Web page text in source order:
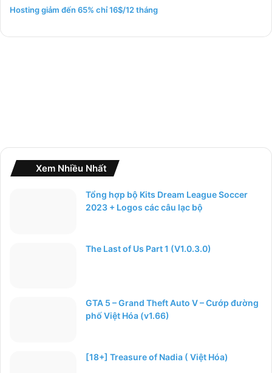
o
Hosting giảm đến 65% chỉ 16$/12 tháng
Xem Nhiều Nhất
Tổng hợp bộ Kits Dream League Soccer
2023 + Logos các câu lạc bộ
The Last of Us Part 1 (V1.0.3.0)
GTA 5 – Grand Theft Auto V – Cướp đường
phố Việt Hóa (v1.66)
[18+] Treasure of Nadia ( Việt Hóa)